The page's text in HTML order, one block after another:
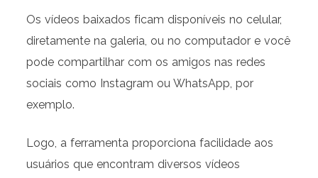
Os vídeos baixados ficam disponíveis no celular,
diretamente na galeria, ou no computador e você
pode compartilhar com os amigos nas redes
sociais como Instagram ou WhatsApp, por
exemplo.
Logo, a ferramenta proporciona facilidade aos
usuários que encontram diversos vídeos